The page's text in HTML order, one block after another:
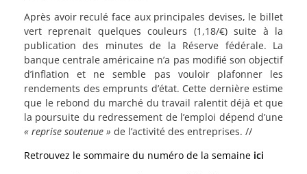
Après avoir reculé face aux principales devises, le billet
vert reprenait quelques couleurs (1,18/€) suite à la
publication des minutes de la Réserve fédérale. La
banque centrale américaine n’a pas modifié son objectif
d’inflation et ne semble pas vouloir plafonner les
rendements des emprunts d’état. Cette dernière estime
que le rebond du marché du travail ralentit déjà et que
la poursuite du redressement de l’emploi dépend d’une
« reprise soutenue » de l’activité des entreprises. //
Retrouvez le sommaire du numéro de la semaine ici